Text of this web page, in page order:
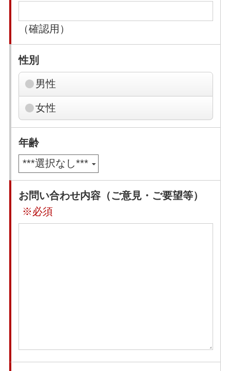
（確認用）
性別
男性
女性
年齢
お問い合わせ内容（ご意見・ご要望等）
※必須